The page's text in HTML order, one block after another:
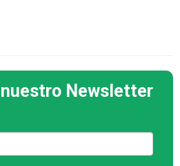
Newsletter